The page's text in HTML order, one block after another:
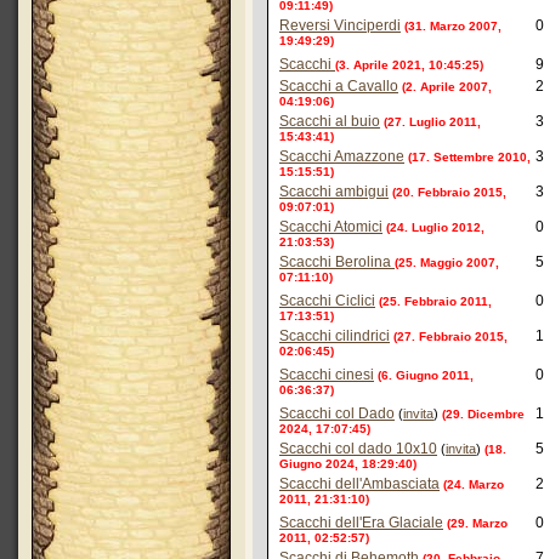
09:11:49)
Reversi Vinciperdi (31. Marzo 2007,
19:49:29)
0
Scacchi (3. Aprile 2021, 10:45:25)
9
Scacchi a Cavallo (2. Aprile 2007,
04:19:06)
2
Scacchi al buio (27. Luglio 2011,
15:43:41)
3
Scacchi Amazzone (17. Settembre 2010,
15:15:51)
3
Scacchi ambigui (20. Febbraio 2015,
09:07:01)
3
Scacchi Atomici (24. Luglio 2012,
21:03:53)
0
Scacchi Berolina (25. Maggio 2007,
07:11:10)
5
Scacchi Ciclici (25. Febbraio 2011,
17:13:51)
0
Scacchi cilindrici (27. Febbraio 2015,
02:06:45)
1
Scacchi cinesi (6. Giugno 2011,
06:36:37)
0
Scacchi col Dado (invita) (29. Dicembre
2024, 17:07:45)
Scacchi col dado 10x10 (invita) (18.
Giugno 2024, 18:29:40)
Scacchi dell'Ambasciata (24. Marzo
2011, 21:31:10)
2
Scacchi dell'Era Glaciale (29. Marzo
2011, 02:52:57)
0